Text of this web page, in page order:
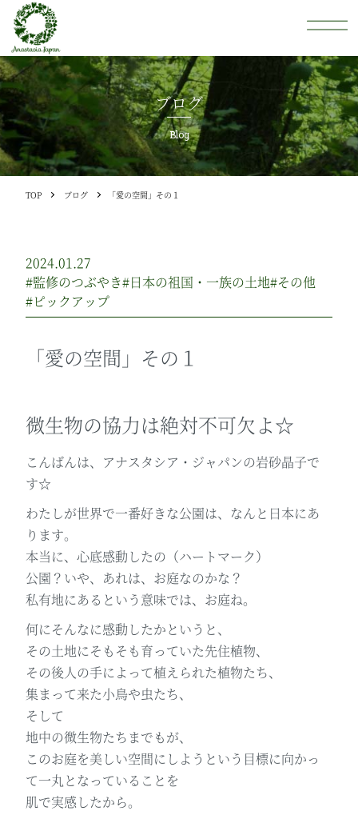
ブログ
Blog
TOP ブログ 「愛の空間」その１
2024.01.27
#監修のつぶやき#日本の祖国・一族の土地#その他
#ピックアップ
「愛の空間」その１
微生物の協力は絶対不可欠よ☆
こんばんは、アナスタシア・ジャパンの岩砂晶子で
す☆
わたしが世界で一番好きな公園は、なんと日本にあ
ります。
本当に、心底感動したの（ハートマーク）
公園？いや、あれは、お庭なのかな？
私有地にあるという意味では、お庭ね。
何にそんなに感動したかというと、
その土地にそもそも育っていた先住植物、
その後人の手によって植えられた植物たち、
集まって来た小鳥や虫たち、
そして
地中の微生物たちまでもが、
このお庭を美しい空間にしようという目標に向かっ
て一丸となっていることを
肌で実感したから。